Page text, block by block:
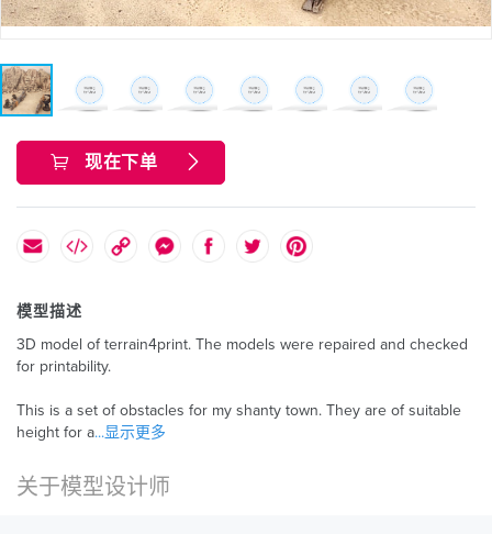
现在下单
模型描述
3D model of terrain4print. The models were repaired and checked
for printability.
This is a set of obstacles for my shanty town. They are of suitable
height for a...显示更多
关于模型设计师